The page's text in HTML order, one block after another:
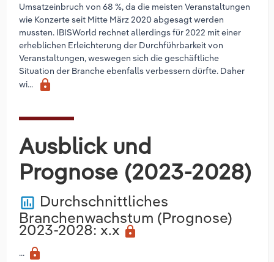
Umsatzeinbruch von 68 %, da die meisten Veranstaltungen
wie Konzerte seit Mitte März 2020 abgesagt werden
mussten. IBISWorld rechnet allerdings für 2022 mit einer
erheblichen Erleichterung der Durchführbarkeit von
Veranstaltungen, weswegen sich die geschäftliche
Situation der Branche ebenfalls verbessern dürfte. Daher
wi...
lock
Ausblick und
Prognose (2023-2028)
poll Durchschnittliches
Branchenwachstum (Prognose)
2023-2028: x.x lock
... lock